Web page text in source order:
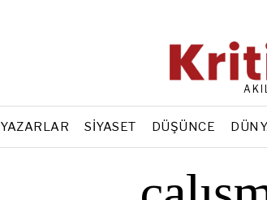
YAZARLAR SIYASET DÜŞÜNCE